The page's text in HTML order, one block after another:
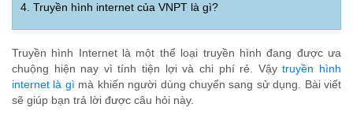
4. Truyền hình internet của VNPT là gì?
Truyền hình Internet là một thể loại truyền hình đang được ưa
chuộng hiện nay vì tính tiện lợi và chi phí rẻ. Vậytruyền hình
internet là gì mà khiến người dùng chuyển sang sử dụng. Bài viết
sẽ giúp bạn trả lời được câu hỏi này.